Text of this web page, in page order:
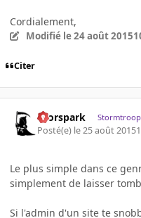
Cordialement,
Modifié le 24 août 2015
Citer
thorspark
Posté(e) le 25 août 2015
Le plus simple dans ce
simplement de laisser
Si l'admin d'un site te